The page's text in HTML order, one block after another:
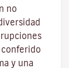
no
conferido
y una